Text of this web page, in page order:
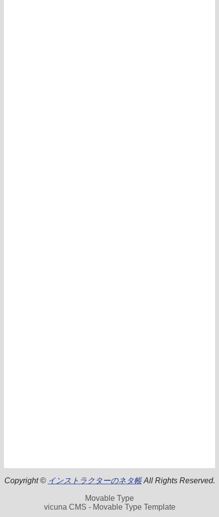
Copyright © インストラクターのネタ帳All Rights Reserved.
Movable Type
vicuna CMS - Movable Type Template